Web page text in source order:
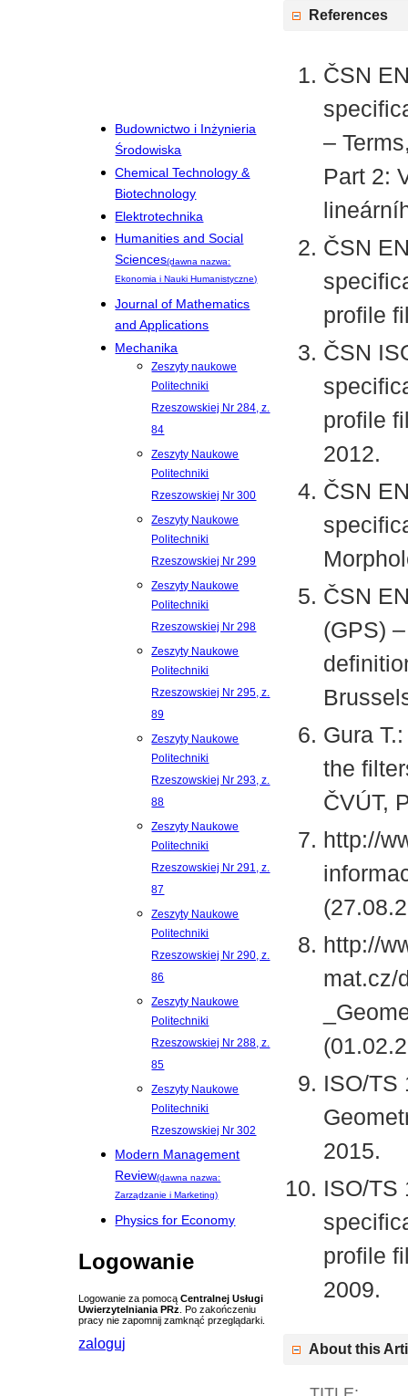
Budownictwo i Inżynieria
Środowiska
Chemical Technology &
Biotechnology
Elektrotechnika
Humanities and Social
Sciences(dawna nazwa:
Ekonomia i Nauki Humanistyczne)
Journal of Mathematics
and Applications
Mechanika
Zeszyty naukowe
Politechniki
Rzeszowskiej Nr 284, z.
84
Zeszyty Naukowe
Politechniki
Rzeszowskiej Nr 300
Zeszyty Naukowe
Politechniki
Rzeszowskiej Nr 299
Zeszyty Naukowe
Politechniki
Rzeszowskiej Nr 298
Zeszyty Naukowe
Politechniki
Rzeszowskiej Nr 295, z.
89
Zeszyty Naukowe
Politechniki
Rzeszowskiej Nr 293, z.
88
Zeszyty Naukowe
Politechniki
Rzeszowskiej Nr 291, z.
87
Zeszyty Naukowe
Politechniki
Rzeszowskiej Nr 290, z.
86
Zeszyty Naukowe
Politechniki
Rzeszowskiej Nr 288, z.
85
Zeszyty Naukowe
Politechniki
Rzeszowskiej Nr 302
Modern Management
Review(dawna nazwa:
Zarządzanie i Marketing)
Physics for Economy
Logowanie
Logowanie za pomocąCentralnej Usługi
Uwierzytelniania PRz . Po zakończeniu
pracy nie zapomnij zamknąć przeglądarki.
zaloguj
References
ČSN
–
Part 2:
ČSN
profile
ČSN
profile
2012.
ČSN
ČSN
(GPS)
Gura
the
ČVÚT,
http://
http://
mat.cz/
ISO/TS
2015.
ISO/TS
profile
2009.
About this